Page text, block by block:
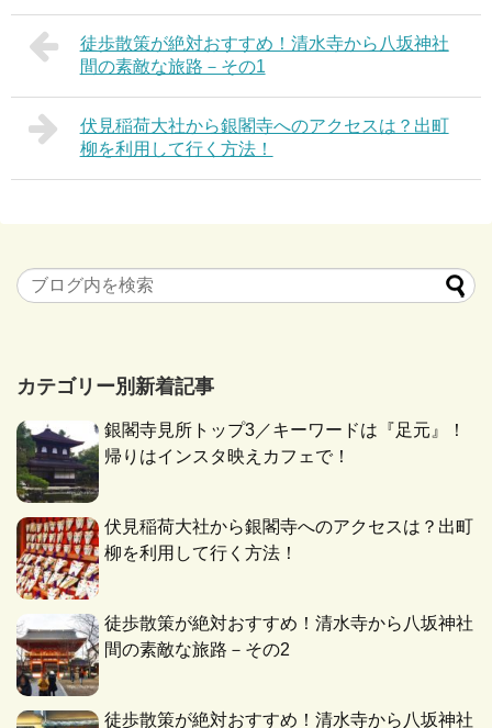
徒歩散策が絶対おすすめ！清水寺から八坂神社
間の素敵な旅路－その1
伏見稲荷大社から銀閣寺へのアクセスは？出町
柳を利用して行く方法！
カテゴリー別新着記事
銀閣寺見所トップ3／キーワードは『足元』！
帰りはインスタ映えカフェで！
伏見稲荷大社から銀閣寺へのアクセスは？出町
柳を利用して行く方法！
徒歩散策が絶対おすすめ！清水寺から八坂神社
間の素敵な旅路－その2
徒歩散策が絶対おすすめ！清水寺から八坂神社